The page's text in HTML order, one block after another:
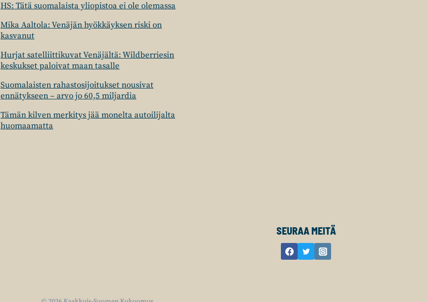
HS: Tätä suomalaista yliopistoa ei ole olemassa
Mika Aaltola: Venäjän hyökkäyksen riski on
kasvanut
Hurjat satelliittikuvat Venäjältä: Wildberriesin
keskukset paloivat maan tasalle
Suomalaisten rahastosijoitukset nousivat
ennätykseen – arvo jo 60,5 miljardia
Tämän kilven merkitys jää monelta autoilijalta
huomaamatta
SEURAA MEITÄ